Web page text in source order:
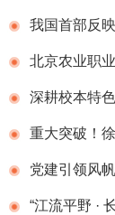
我国首部反
京发布 浙江海
北京农业职
新闻正式揭晓
深耕校本特
广州市星执学校
重大突破！
省级区域医疗中
党建引领风
牧工程职业技术
“江流平野 ·